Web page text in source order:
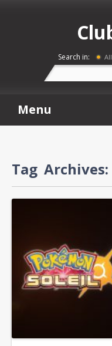
Search in:
Menu
Tag Archives: